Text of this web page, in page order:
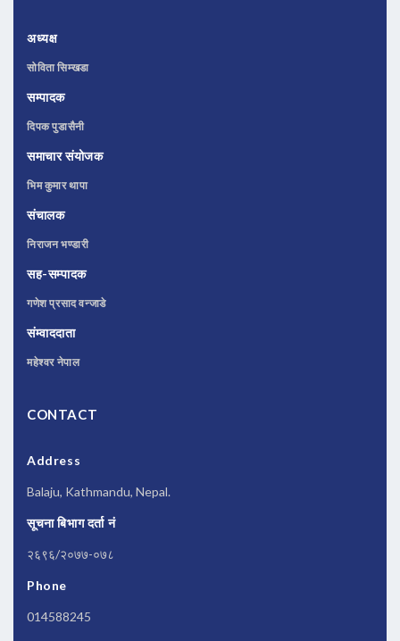
अध्यक्ष
सोविता सिम्खडा
सम्पादक
दिपक पुडासैनी
समाचार संयोजक
भिम कुमार थापा
संचालक
निराजन भण्डारी
सह-सम्पादक
गणेश प्रसाद वन्जाडे
संम्वाददाता
महेश्वर नेपाल
CONTACT
Address
Balaju, Kathmandu, Nepal.
सूचना बिभाग दर्ता नं
२६९६/२०७७-०७८
Phone
014588245